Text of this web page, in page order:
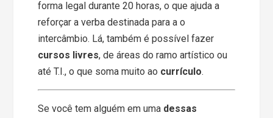
forma legal durante 20 horas, o que ajuda a
reforçar a verba destinada para a o
intercâmbio. Lá, também é possível fazer
cursos livres, de áreas do ramo artístico ou
até T.I., o que soma muito ao currículo.
Se você tem alguém em uma dessas